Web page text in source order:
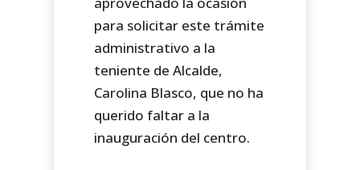
para solicitar este trámite
administrativo a la
teniente de Alcalde,
Carolina Blasco, que no ha
querido faltar a la
inauguración del centro.